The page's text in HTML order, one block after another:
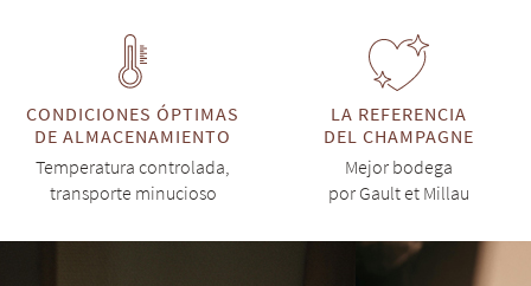
CONDICIONES ÓPTIMAS
DE ALMACENAMIENTO
Temperatura controlada,
transporte minucioso
LA REFERENCIA
DEL CHAMPAGNE
Mejor bodega
por Gault et Millau